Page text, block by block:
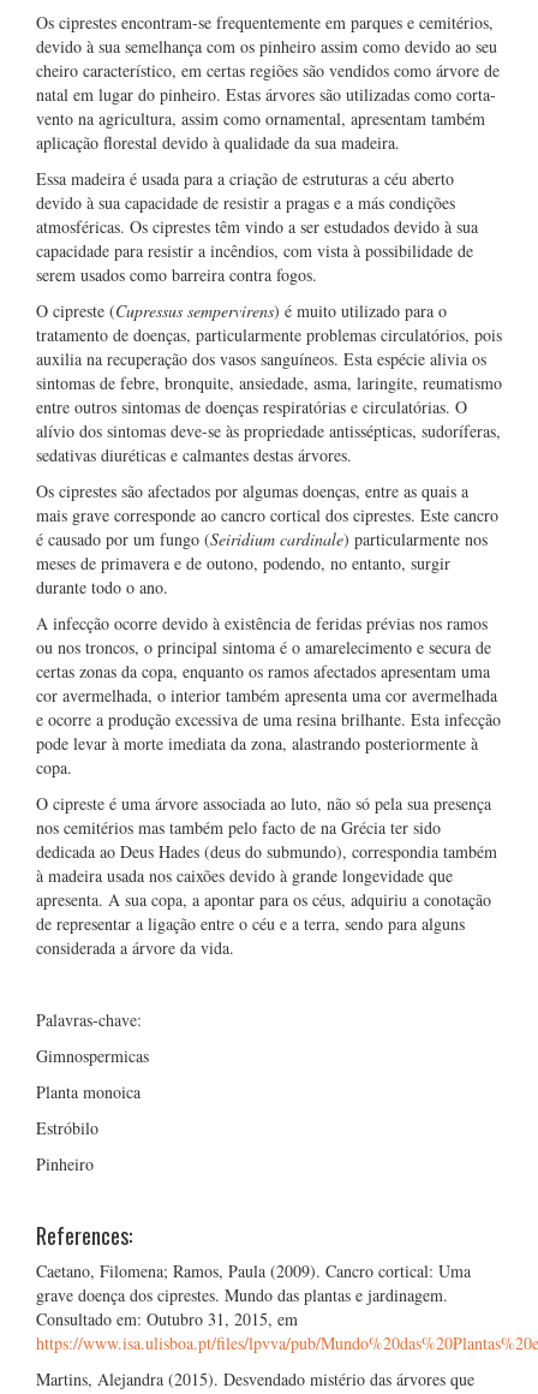
Os ciprestes encontram-se frequentemente em parques e cemitérios,
devido à sua semelhança com os pinheiro assim como devido ao seu
cheiro característico, em certas regiões são vendidos como árvore de
natal em lugar do pinheiro. Estas árvores são utilizadas como corta-
vento na agricultura, assim como ornamental, apresentam também
aplicação florestal devido à qualidade da sua madeira.
Essa madeira é usada para a criação de estruturas a céu aberto
devido à sua capacidade de resistir a pragas e a más condições
atmosféricas. Os ciprestes têm vindo a ser estudados devido à sua
capacidade para resistir a incêndios, com vista à possibilidade de
serem usados como barreira contra fogos.
O cipreste (Cupressus sempervirens) é muito utilizado para o
tratamento de doenças, particularmente problemas circulatórios, pois
auxilia na recuperação dos vasos sanguíneos. Esta espécie alivia os
sintomas de febre, bronquite, ansiedade, asma, laringite, reumatismo
entre outros sintomas de doenças respiratórias e circulatórias. O
alívio dos sintomas deve-se às propriedade antissépticas, sudoríferas,
sedativas diuréticas e calmantes destas árvores.
Os ciprestes são afectados por algumas doenças, entre as quais a
mais grave corresponde ao cancro cortical dos ciprestes. Este cancro
é causado por um fungo (Seiridium cardinale) particularmente nos
meses de primavera e de outono, podendo, no entanto, surgir
durante todo o ano.
A infecção ocorre devido à existência de feridas prévias nos ramos
ou nos troncos, o principal sintoma é o amarelecimento e secura de
certas zonas da copa, enquanto os ramos afectados apresentam uma
cor avermelhada, o interior também apresenta uma cor avermelhada
e ocorre a produção excessiva de uma resina brilhante. Esta infecção
pode levar à morte imediata da zona, alastrando posteriormente à
copa.
O cipreste é uma árvore associada ao luto, não só pela sua presença
nos cemitérios mas também pelo facto de na Grécia ter sido
dedicada ao Deus Hades (deus do submundo), correspondia também
à madeira usada nos caixões devido à grande longevidade que
apresenta. A sua copa, a apontar para os céus, adquiriu a conotação
de representar a ligação entre o céu e a terra, sendo para alguns
considerada a árvore da vida.
Palavras-chave:
Gimnospermicas
Planta monoica
Estróbilo
Pinheiro
References:
Caetano, Filomena; Ramos, Paula (2009). Cancro cortical: Uma
grave doença dos ciprestes. Mundo das plantas e jardinagem.
Consultado em: Outubro 31, 2015, em
https://www.isa.ulisboa.pt/files/lpvva/pub/
Martins, Alejandra (2015). Desvendado mistério das árvores que